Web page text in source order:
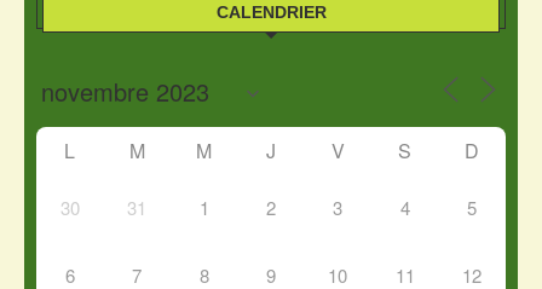
CALENDRIER
L M M J V S D
30 31 1 2 3 4 5
6 7 8 9 10 11 12